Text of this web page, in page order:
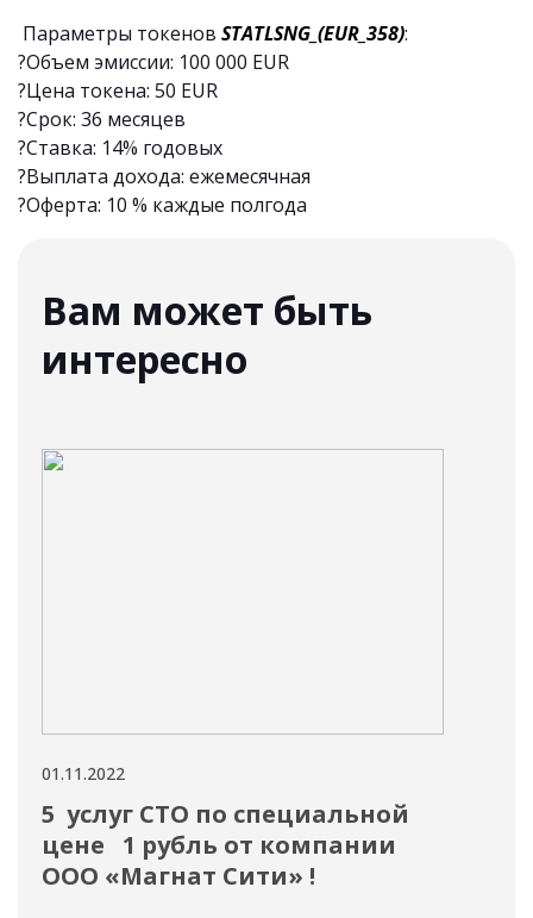
Параметры токенов STATLSNG_(EUR_358):
?Объем эмиссии: 100 000 EUR
?Цена токена: 50 EUR
?Срок: 36 месяцев
?Ставка: 14% годовых
?Выплата дохода: ежемесячная
?Оферта: 10 % каждые полгода
Вам может быть
интересно
01.11.2022
5 услуг СТО по специальной
цене 1 рубль от компании
ООО «Магнат Сити» !